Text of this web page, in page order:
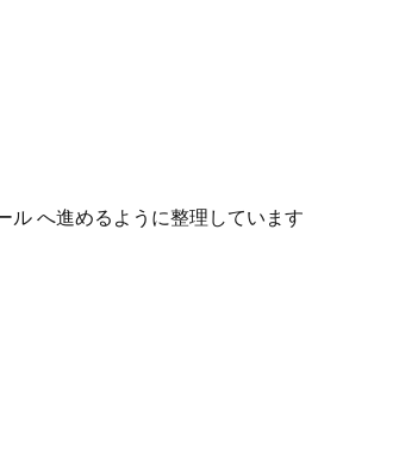
ル へ進めるように整理しています